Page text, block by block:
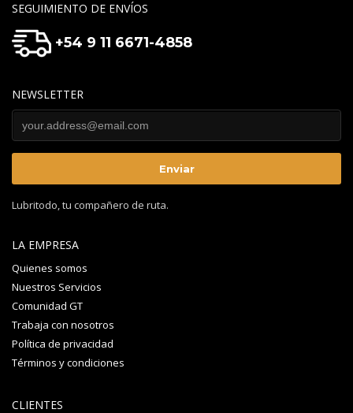
SEGUIMIENTO DE ENVÍOS
+54 9 11 6671-4858
NEWSLETTER
Lubritodo, tu compañero de ruta.
LA EMPRESA
Quienes somos
Nuestros Servicios
Comunidad GT
Trabaja con nosotros
Política de privacidad
Términos y condiciones
CLIENTES